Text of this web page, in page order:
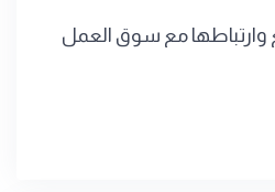
وارتباطها مع سوق العمل